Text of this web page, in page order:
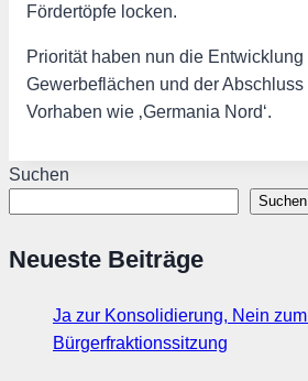
Fördertöpfe locken.
Priorität haben nun die Entwicklung
Gewerbeflächen und der
Vorhaben wie ‚Germania Nord‘.
Suchen
Suchen
Neueste Beiträge
Ja zur Konsolidierung, Nein
Bürgerfraktionssitzung